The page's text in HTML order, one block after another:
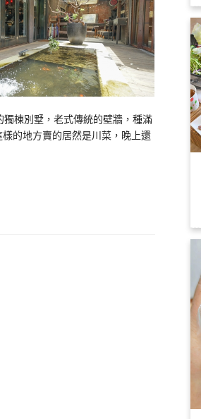
獨棟別墅，老式傳統的壁牆，種滿
的地方賣的居然是川菜，晚上還